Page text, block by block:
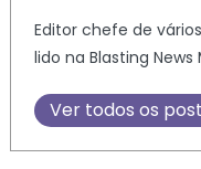
Editor chefe de
lido na Blasting
Ver todos os